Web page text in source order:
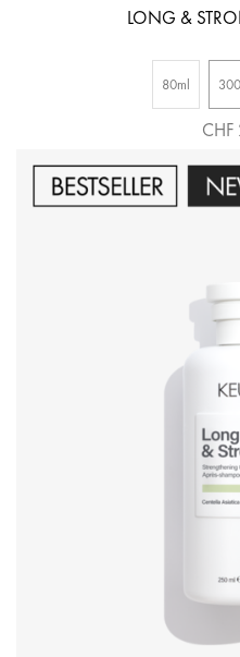
LONG &
80ml